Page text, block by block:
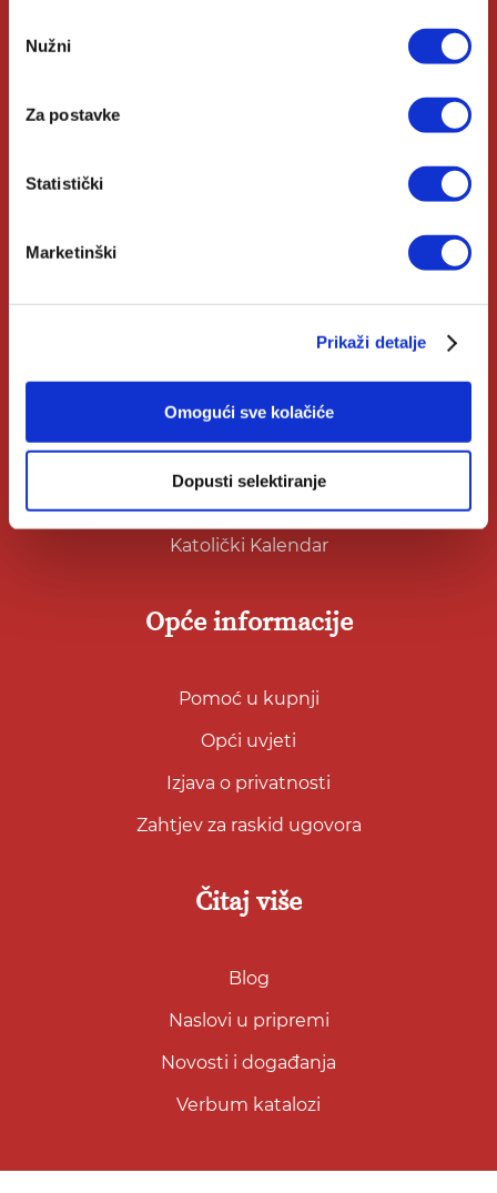
pristanka
Nužni
Za postavke
Statistički
Marketinški
Prikaži detalje
Omogući sve kolačiće
Dopusti selektiranje
Korisni linkovi
Nakladnici
Autori
Katolički Kalendar
Opće informacije
Pomoć u kupnji
Opći uvjeti
Izjava o privatnosti
Zahtjev za raskid ugovora
Čitaj više
Blog
Naslovi u pripremi
Novosti i događanja
Verbum katalozi